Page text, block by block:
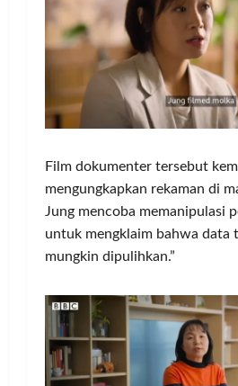
Film dokumenter tersebut
mengungkapkan rekaman di
Jung mencoba memanipulasi
untuk mengklaim bahwa data
mungkin dipulihkan.”